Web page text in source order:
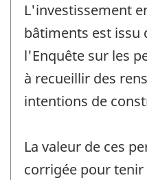
L'investissement
bâtiments est issu
l'Enquête sur les
à recueillir des
intentions de
La valeur de ces
corrigée pour